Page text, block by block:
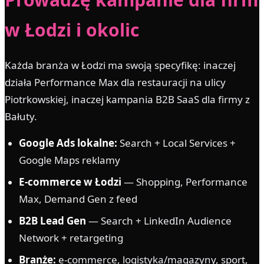
w Łodzi i okolic
Każda branża w Łodzi ma swoją specyfikę: inaczej
działa Performance Max dla restauracji na ulicy
Piotrkowskiej, inaczej kampania B2B SaaS dla firmy z
Bałuty.
Google Ads lokalne: Search + Local Services +
Google Maps reklamy
E-commerce w Łodzi — Shopping, Performance
Max, Demand Gen z feed
B2B Lead Gen — Search + LinkedIn Audience
Network + retargeting
Branże: e-commerce, logistyka/magazyny, sport,